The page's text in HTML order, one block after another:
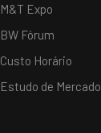
M&T Expo
BW Fórum
Custo Horário
Estudo de Mercado